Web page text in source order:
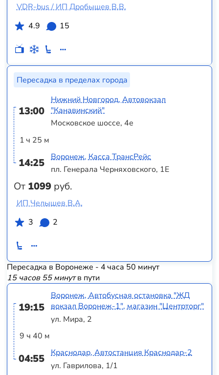
VDR-bus / ИП Дробышев В.В.
4.9
15
Пересадка в пределах города
13:00
1 ч 25 м
14:25
От 1099 руб.
Нижний Новгород, Автовокзал
"Канавинский"
Московское шоссе, 4е
Воронеж, Касса ТрансРейс
пл. Генерала Черняховского, 1Е
ИП Челышев В.А.
3
2
Пересадка в Воронеже - 4 часа 50 минут
15 часов 55 минутв пути
19:15
9 ч 40 м
04:55
Воронеж, Автобусная остановка "ЖД
вокзал Воронеж-1", магазин "Центрторг"
ул. Мира, 2
Краснодар, Автостанция Краснодар-2
ул. Гаврилова, 1/1